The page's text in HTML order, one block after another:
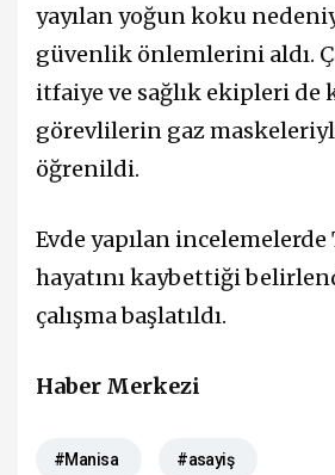
yayılan yoğun koku
güvenlik önlemlerini aldı.
itfaiye ve sağlık ekipleri de
görevlilerin gaz
öğrenildi.
Evde yapılan incelemelerde
hayatını kaybettiği
çalışma başlatıldı.
Haber Merkezi
#Manisa #asayiş